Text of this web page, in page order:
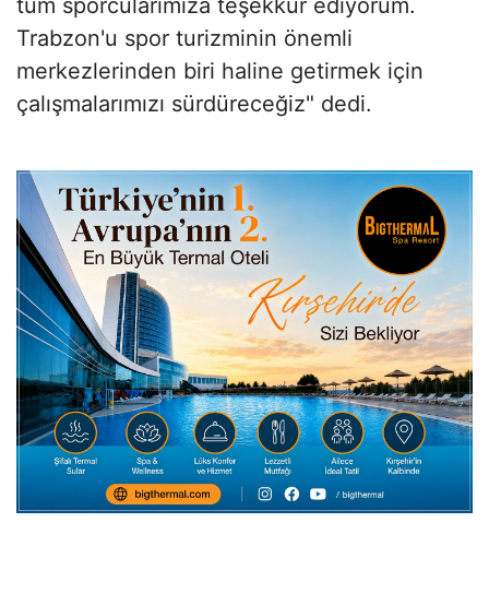
tüm sporcularımıza teşekkür ediyorum.
Trabzon'u spor turizminin önemli
merkezlerinden biri haline getirmek için
çalışmalarımızı sürdüreceğiz" dedi.